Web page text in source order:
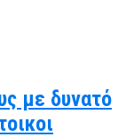
με δυνατό